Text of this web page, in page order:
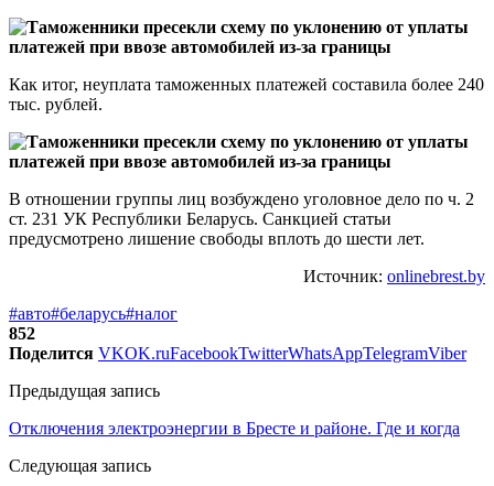
Как итог, неуплата таможенных платежей составила более 240
тыс. рублей.
В отношении группы лиц возбуждено уголовное дело по ч. 2
ст. 231 УК Республики Беларусь. Санкцией статьи
предусмотрено лишение свободы вплоть до шести лет.
Источник: onlinebrest.by
#авто#беларусь#налог
852
Поделится VKOK.ruFacebookTwitterWhatsAppTelegramViber
Предыдущая запись
Отключения электроэнергии в Бресте и районе. Где и когда
Следующая запись